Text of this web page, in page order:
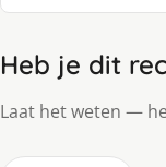
Heb je dit
Laat het weten —